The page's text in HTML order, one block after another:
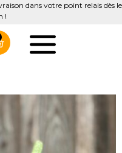
dans votre point relais dès le
!